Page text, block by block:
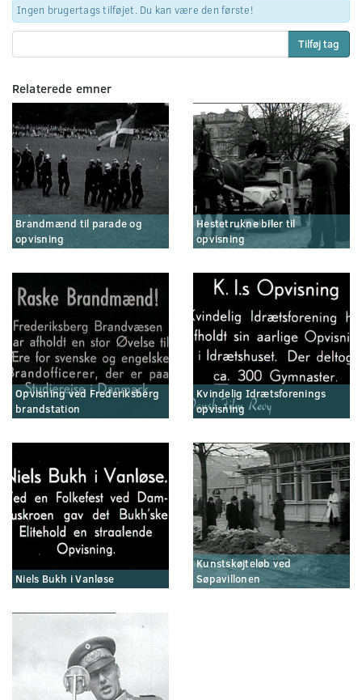
Ingen brugertags tilføjet. Du kan være den første!
Tilføj tag
Relaterede emner
Brandmænd til parade og
opvisning
Hestetrukne biler til
opvisning
Opvisning ved Frederiksberg
brandstation
Kvindelig Idrætsforenings
opvisning
Niels Bukh i Vanløse
Kunstskøjteløb ved
Søpavillonen